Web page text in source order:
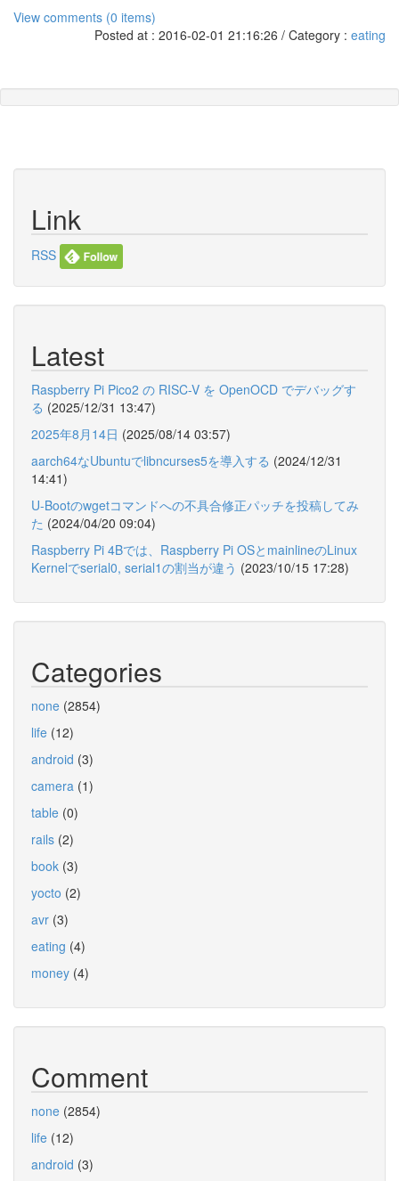
View comments (0 items)
Posted at : 2016-02-01 21:16:26 / Category : eating
Link
RSS
Latest
Raspberry Pi Pico2 の RISC-V を OpenOCD でデバッグす
る (2025/12/31 13:47)
2025年8月14日 (2025/08/14 03:57)
aarch64なUbuntuでlibncurses5を導入する (2024/12/31
14:41)
U-Bootのwgetコマンドへの不具合修正パッチを投稿してみ
た (2024/04/20 09:04)
Raspberry Pi 4Bでは、Raspberry Pi OSとmainlineのLinux
Kernelでserial0, serial1の割当が違う (2023/10/15 17:28)
Categories
none (2854)
life (12)
android (3)
camera (1)
table (0)
rails (2)
book (3)
yocto (2)
avr (3)
eating (4)
money (4)
Comment
none (2854)
life (12)
android (3)